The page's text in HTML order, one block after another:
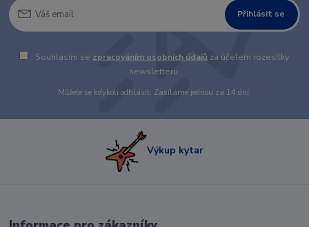
Přihlásit se
Souhlasím se zpracováním osobních údajů za účelem rozesílky
newsletteru.
Můžete se kdykoli odhlásit. Zasíláme jednou za 14 dní.
Výkup kytar